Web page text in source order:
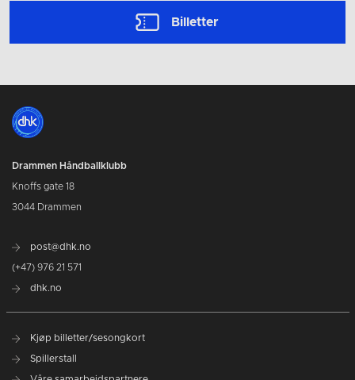
Billetter
Drammen Håndballklubb
Knoffs gate 18
3044 Drammen
post@dhk.no
(+47) 976 21 571
dhk.no
Kjøp billetter/sesongkort
Spillerstall